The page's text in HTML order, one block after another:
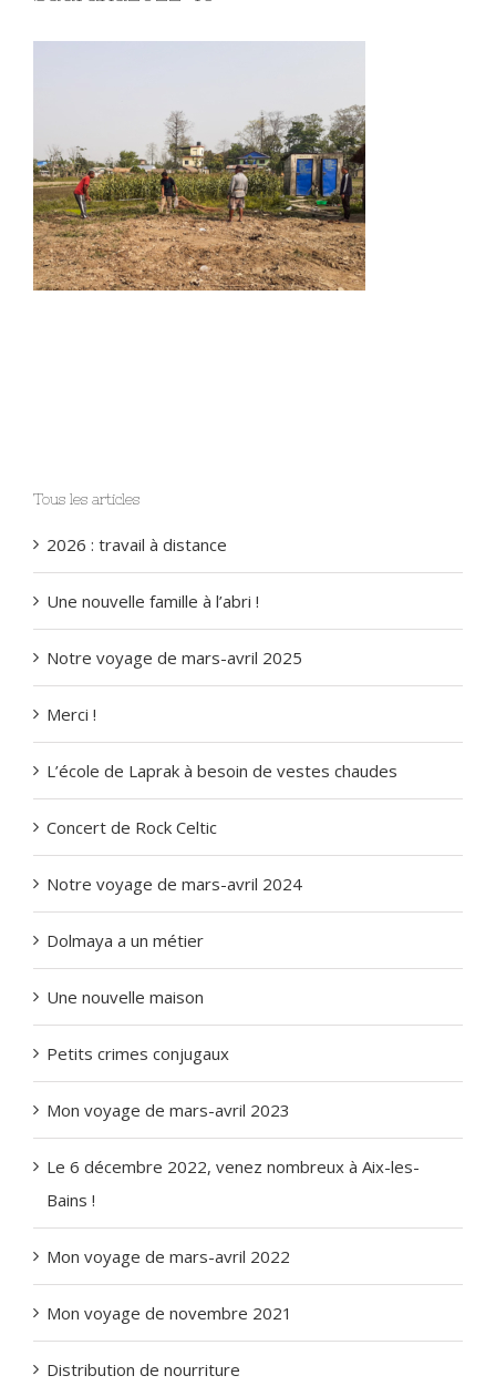
Tous les articles
2026 : travail à distance
Une nouvelle famille à l’abri !
Notre voyage de mars-avril 2025
Merci !
L’école de Laprak à besoin de vestes chaudes
Concert de Rock Celtic
Notre voyage de mars-avril 2024
Dolmaya a un métier
Une nouvelle maison
Petits crimes conjugaux
Mon voyage de mars-avril 2023
Le 6 décembre 2022, venez nombreux à Aix-les-
Bains !
Mon voyage de mars-avril 2022
Mon voyage de novembre 2021
Distribution de nourriture